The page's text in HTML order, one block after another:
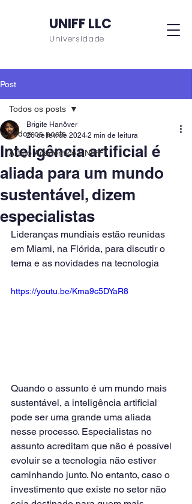
UNIFF LLC
Universidade
Post
Todos os posts
Artigo Acadêmico UNIFF
Todos os posts
Inteligência artificial é
aliada para um mundo
sustentável, dizem
especialistas
Brigite Hanôver
26 de fev. de 2024 2 min de leitura
Lideranças mundiais estão reunidas
em Miami, na Flórida, para discutir o
tema e as novidades na tecnologia
https://youtu.be/Kma9c5DYaR8
Quando o assunto é um mundo mais
sustentável, a inteligência artificial
pode ser uma grande uma aliada
nesse processo. Especialistas no
assunto acreditam que não é possível
evoluir se a tecnologia não estiver
caminhando junto. No entanto, caso o
investimento que existe no setor não